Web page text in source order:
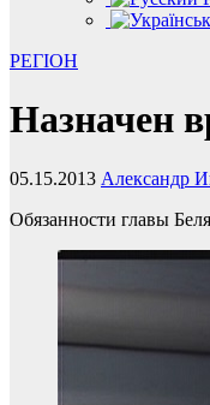
РЕГІОН
Назначен
05.15.2013 Александр
Обязанности главы